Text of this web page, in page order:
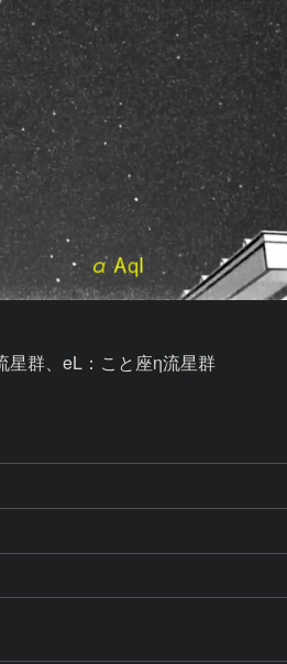
星群、eL：こと座η流星群